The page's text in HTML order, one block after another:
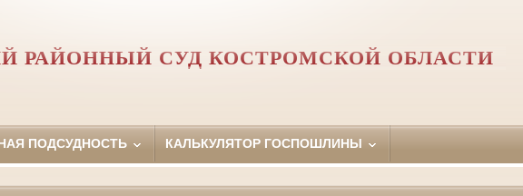
РАЙОННЫЙ СУД КОСТРОМСКОЙ ОБЛАСТИ
ПОДСУДНОСТЬ КАЛЬКУЛЯТОР ГОСПОШЛИНЫ